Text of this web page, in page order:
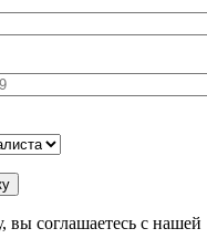
вы соглашаетесь с нашей